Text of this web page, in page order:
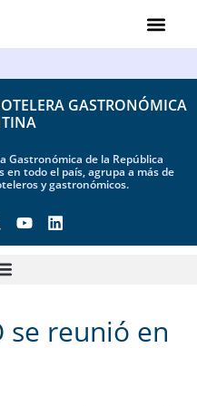
GASTRONÓMICA
Gastronómica de la República
todo el país, agrupa a más de
y gastronómicos.
se reunió en